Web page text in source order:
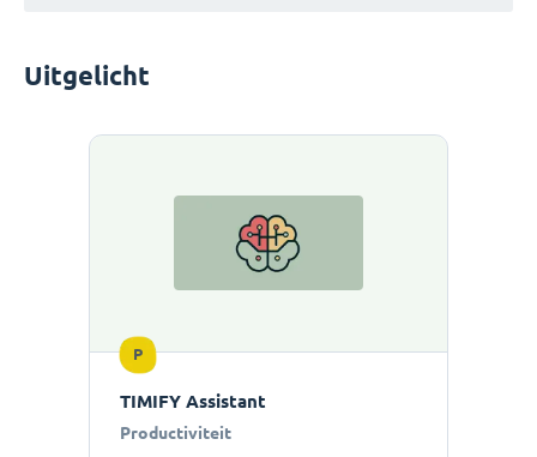
Uitgelicht
P
TIMIFY Assistant
Productiviteit